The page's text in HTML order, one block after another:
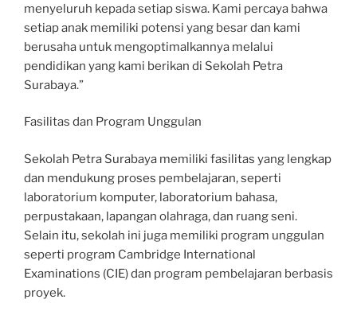
menyeluruh kepada setiap siswa. Kami percaya bahwa
setiap anak memiliki potensi yang besar dan kami
berusaha untuk mengoptimalkannya melalui
pendidikan yang kami berikan di Sekolah Petra
Surabaya.”
Fasilitas dan Program Unggulan
Sekolah Petra Surabaya memiliki fasilitas yang lengkap
dan mendukung proses pembelajaran, seperti
laboratorium komputer, laboratorium bahasa,
perpustakaan, lapangan olahraga, dan ruang seni.
Selain itu, sekolah ini juga memiliki program unggulan
seperti program Cambridge International
Examinations (CIE) dan program pembelajaran berbasis
proyek.